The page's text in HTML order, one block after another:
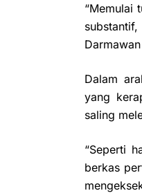
“Memulai
Dalam
yang
saling
“Seperti
berkas